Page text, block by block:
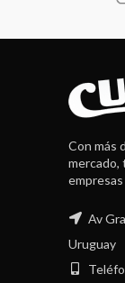
Con más
mercado,
Av
Uruguay